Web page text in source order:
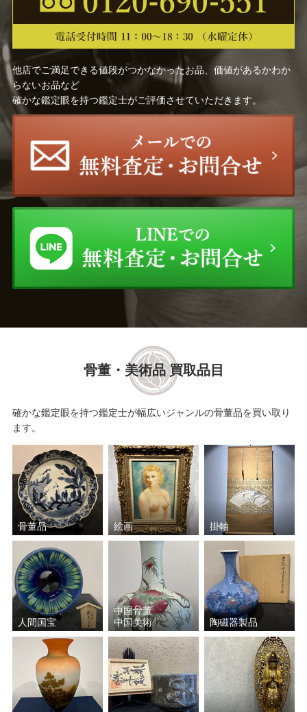
他店でご満足できる値段がつかなかったお品、価値があるかわか
らないお品など
確かな鑑定眼を持つ鑑定士がご評価させていただきます。
骨董・美術品 買取品目
確かな鑑定眼を持つ鑑定士が幅広いジャンルの骨董品を買い取り
ます。
骨董品 絵画 掛軸
人間国宝
中国骨董
中国美術
陶磁器製品